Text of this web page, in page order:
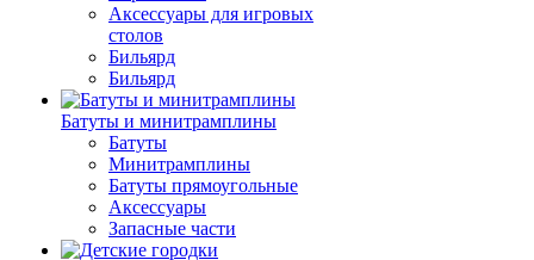
Аксессуары для игровых
столов
Бильяpд
Бильяpд
Батуты и минитрамплины
Батуты
Минитрамплины
Батуты прямоугольные
Аксессуары
Запасные части